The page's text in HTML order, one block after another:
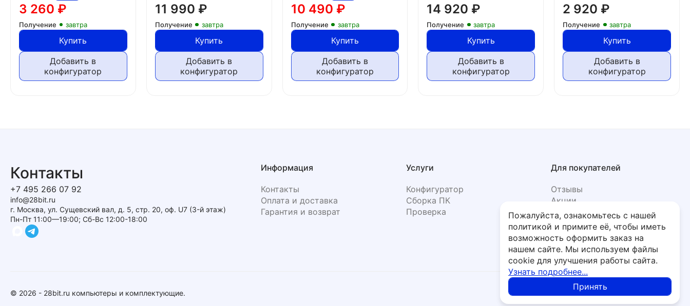
3 260 ₽
Получение завтра
Купить
Добавить в
конфигуратор
11 990 ₽
Получение завтра
Купить
Добавить в
конфигуратор
10 490 ₽
Получение завтра
Купить
Добавить в
конфигуратор
14 920 ₽
Получение завтра
Купить
Добавить в
конфигуратор
2 920 ₽
Получение завтра
Купить
Добавить в
конфигуратор
Контакты
+7 495 266 07 92
info@28bit.ru
г. Москва, ул. Сущевский вал, д. 5, стр. 20, оф. U7 (3-й этаж)
Пн-Пт 11:00—19:00; Сб-Вс 12:00-18:00
Информация
Контакты
Оплата и доставка
Гарантия и возврат
Услуги
Конфигуратор
Сборка ПК
Проверка
Для покупателей
Отзывы
Акции
Фото
© 2026 - 28bit.ru компьютеры и комплектующие. Политика обработки персональных данных
Пожалуйста, ознакомьтесь с нашей
политикой и примите её, чтобы иметь
возможность оформить заказ на
нашем сайте. Мы используем файлы
cookie для улучшения работы сайта.
Узнать подробнее...
Принять